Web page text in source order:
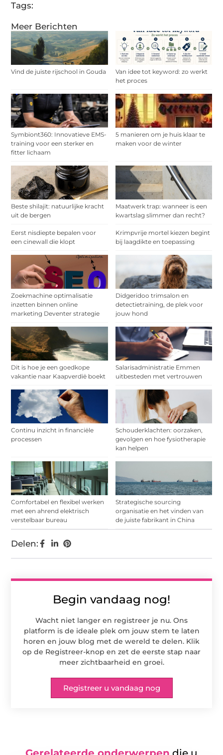
Meer Berichten
Vind de juiste rijschool in Gouda
Van idee tot keyword: zo werkt
het proces
Symbiont360: Innovatieve EMS-
training voor een sterker en
fitter lichaam
5 manieren om je huis klaar te
maken voor de winter
Beste shilajit: natuurlijke kracht
uit de bergen
Maatwerk trap: wanneer is een
kwartslag slimmer dan recht?
Eerst nisdiepte bepalen voor
een cinewall die klopt
Krimpvrije mortel kiezen begint
bij laagdikte en toepassing
Zoekmachine optimalisatie
inzetten binnen online
marketing Deventer strategie
Didgeridoo trimsalon en
detectietraining, de plek voor
jouw hond
Dit is hoe je een goedkope
vakantie naar Kaapverdië boekt
Salarisadministratie Emmen
uitbesteden met vertrouwen
Continu inzicht in financiële
processen
Schouderklachten: oorzaken,
gevolgen en hoe fysiotherapie
kan helpen
Comfortabel en flexibel werken
met een ahrend elektrisch
verstelbaar bureau
Strategische sourcing
organisatie en het vinden van
de juiste fabrikant in China
Begin vandaag nog!
Wacht niet langer en registreer je nu. Ons
platform is de ideale plek om jouw stem te laten
horen en jouw blog met de wereld te delen. Klik
op de Registreer-knop en zet de eerste stap naar
meer zichtbaarheid en groei.
Registreer u vandaag nog
Delen:
Tags: